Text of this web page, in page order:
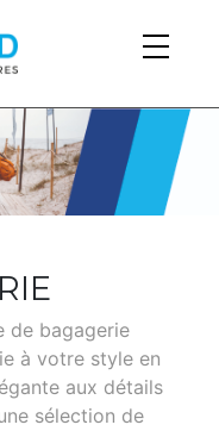
de bagagerie
à votre style en
aux détails
sélection de